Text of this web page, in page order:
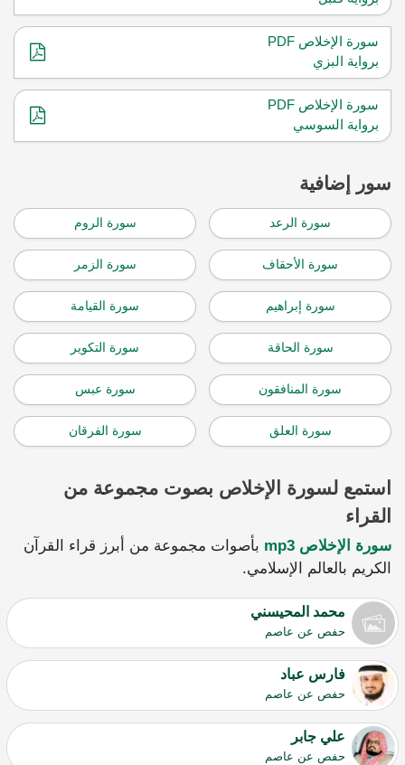
سورة الإخلاص PDF
برواية البزي
سورة الإخلاص PDF
برواية السوسي
سور إضافية
سورة الرعد سورة الروم
سورة الأحقاف سورة الزمر
سورة إبراهيم سورة القيامة
سورة الحاقة سورة التكوير
سورة المنافقون سورة عبس
سورة العلق سورة الفرقان
استمع لسورة الإخلاص بصوت مجموعة من
القراء
سورة الإخلاص mp3
بأصوات مجموعة من أبرز قراء القرآن
الكريم بالعالم الإسلامي.
محمد المحيسني
حفص عن عاصم
فارس عباد
حفص عن عاصم
علي جابر
حفص عن عاصم